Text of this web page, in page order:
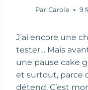
Par Carole 9
J’ai encore une
tester… Mais
une pause cake
et surtout, parce
détend. C’est